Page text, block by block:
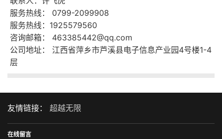
服务热线： 0799-2099908
服务热线：1925579560
咨询邮箱： 463385442@qq.com
公司地址： 江西省萍乡市芦溪县电子信息产业园4号楼1-4
层
友情链接： 超越无限
在线留言